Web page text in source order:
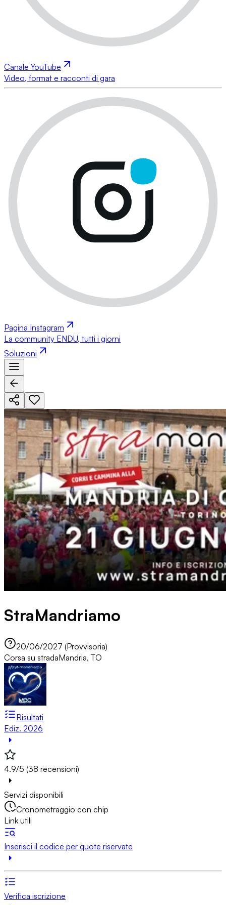
Canale YouTube
Video, format e racconti di gara
Pagina Instagram
La community ENDU, tutti i giorni
Soluzioni
StraMandriamo
20/06/2027 (Provvisoria)
Corsa su stradaMandria, TO
Risultati
Ediz. 2026
4.9/5 (38 recensioni)
Servizi disponibili
Cronometraggio con chip
Link utili
Inserisci il codice per quote riservate
Verifica iscrizione